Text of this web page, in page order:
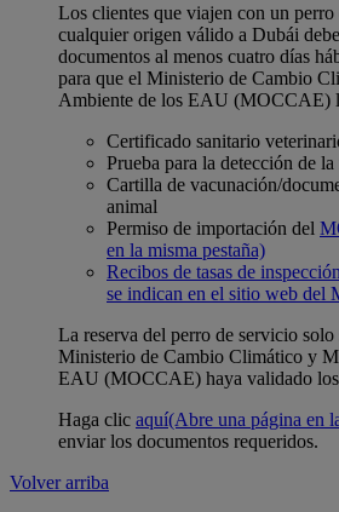
Los clientes que viajen con un perro
cualquier origen válido a Dubái
documentos al menos cuatro días
para que el Ministerio de Cambio
Ambiente de los EAU (MOCCAE)
Certificado sanitario
Prueba para la detección de
Cartilla de vacunación/
animal
Permiso de importación del
en la misma pestaña)
Recibos de tasas de
se indican en el sitio web del
La reserva del perro de servicio
Ministerio de Cambio Climático y
EAU (MOCCAE) haya validado los
Haga clic aquí(Abre una página en
enviar los documentos requeridos.
Volver arriba